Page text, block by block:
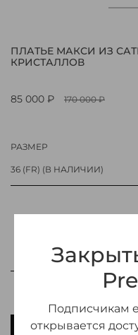
ПЛАТЬЕ МАКСИ ИЗ
КРИСТАЛЛОВ
85 000 ₽ 170 000 ₽
РАЗМЕР
36 (FR) (В НАЛИЧИИ)
В
Подписчикам
открывается